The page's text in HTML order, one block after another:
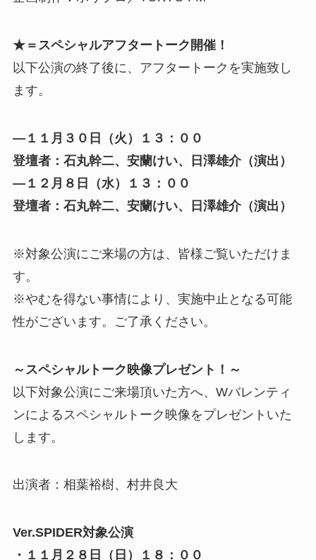
★＝スペシャルアフタートーク開催！
以下公演の終了後に、アフタートークを実施致し
ます。
—１１月３０日（火）１３：００
登壇者：石丸幹二、安蘭けい、日澤雄介（演出）
—１２月８日（水）１３：００
登壇者：石丸幹二、安蘭けい、日澤雄介（演出）
※対象公演にご来場の方は、皆様ご覧いただけま
す。
※やむを得ない事情により、実施中止となる可能
性がございます。ご了承ください。
～スペシャルトーク映像プレゼント！～
以下対象公演にご来場頂いた方へ、Wバレンティ
ンによるスペシャルトーク映像をプレゼントいた
します。
出演者：相葉裕樹、村井良大
Ver.SPIDER対象公演
・１１月２８日（日）１８：００